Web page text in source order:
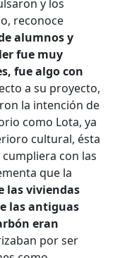
y los
reconoce
alumnos y
fue muy
fue algo con
a su proyecto,
la intención de
como Lota, ya
cultural, ésta
con las
que la
las viviendas
las antiguas
eran
por ser